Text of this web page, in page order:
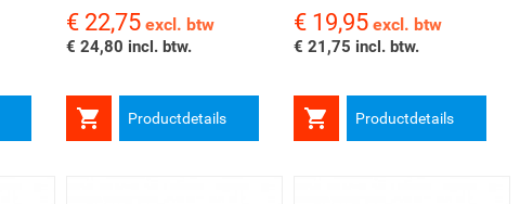
Prijs
€ 22,75 excl. btw
€ 24,80 incl. btw.
 Productdetails
Prijs
€ 19,95 excl. btw
€ 21,75 incl. btw.
 Productdetails